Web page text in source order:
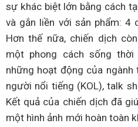
sự khác biệt lớn bằng cách
và gắn liền với sản phẩm:
Hơn thế nữa, chiến dịch
một phong cách sống
những hoạt động của
người nổi tiếng (KOL), talk
Kết quả của chiến dịch đã
một hình ảnh mới hoàn toàn